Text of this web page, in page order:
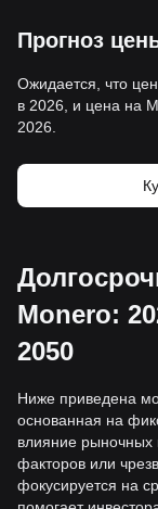
Прогноз
Ожидается, что
в 2026, и цена на
2026.
Monero:
2050
Ниже приведена
основанная на
влияние рыночных
факторов или
фокусируется на